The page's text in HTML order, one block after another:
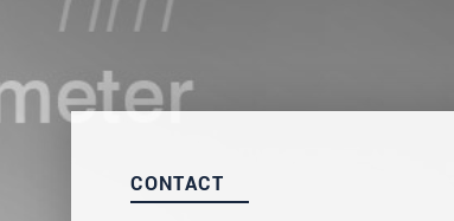
CONTACT